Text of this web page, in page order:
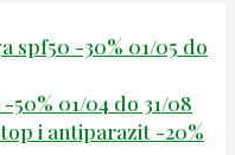
spf50 -30% 01/05 do
01/04 do 31/08
i antiparazit -20%